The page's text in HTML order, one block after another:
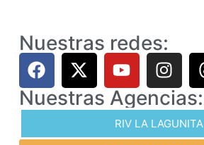
Nuestras redes:
Nuestras Agencias:
RIV LA LAGUNITA